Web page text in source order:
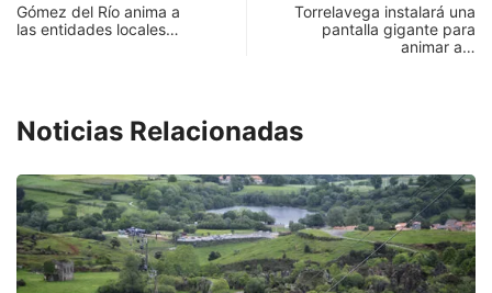
Gómez del Río anima a
las entidades locales…
Torrelavega instalará una
pantalla gigante para
animar a…
Noticias Relacionadas